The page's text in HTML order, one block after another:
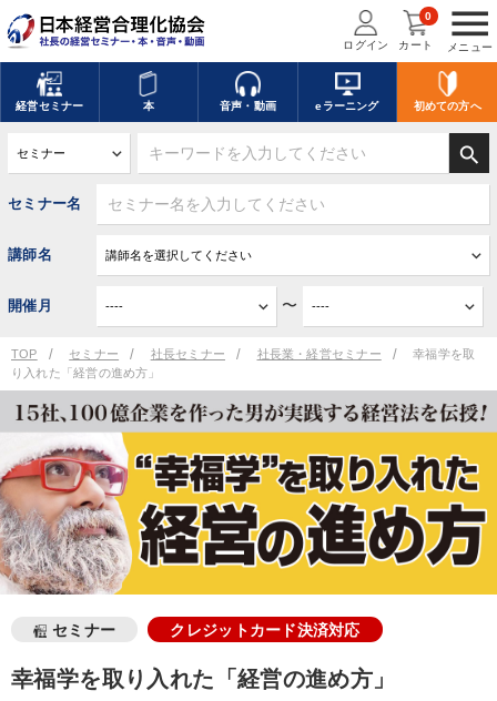
menu
メニュー
ログイン カート
0
経営セミナー 本 音声・動画 eラーニング 初めての方へ
search
セミナー名
講師名
開催月 〜
TOP セミナー 社長セミナー 社長業・経営セミナー
幸福学を取
り入れた「経営の進め方」
セミナー クレジットカード決済対応
幸福学を取り入れた「経営の進め方」